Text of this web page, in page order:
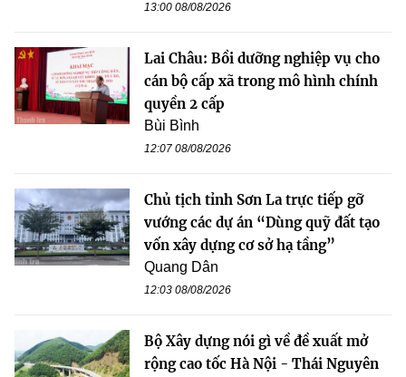
13:00 08/08/2026
Lai Châu: Bồi dưỡng nghiệp vụ cho
cán bộ cấp xã trong mô hình chính
quyền 2 cấp
Bùi Bình
12:07 08/08/2026
Chủ tịch tỉnh Sơn La trực tiếp gỡ
vướng các dự án “Dùng quỹ đất tạo
vốn xây dựng cơ sở hạ tầng”
Quang Dân
12:03 08/08/2026
Bộ Xây dựng nói gì về đề xuất mở
rộng cao tốc Hà Nội - Thái Nguyên